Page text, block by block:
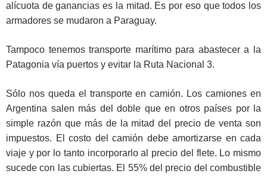
alícuota de ganancias es la mitad. Es por eso que todos los
armadores se mudaron a Paraguay.
Tampoco tenemos transporte marítimo para abastecer a la
Patagonia vía puertos y evitar la Ruta Nacional 3.
Sólo nos queda el transporte en camión. Los camiones en
Argentina salen más del doble que en otros países por la
simple razón que más de la mitad del precio de venta son
impuestos. El costo del camión debe amortizarse en cada
viaje y por lo tanto incorporarlo al precio del flete. Lo mismo
sucede con las cubiertas. El 55% del precio del combustible